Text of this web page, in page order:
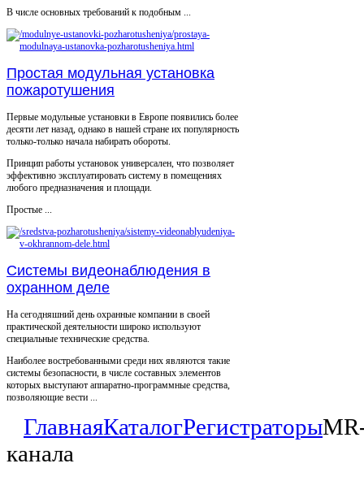
В числе основных требований к подобным ...
Простая модульная установка
пожаротушения
Первые модульные установки в Европе появились более
десяти лет назад, однако в нашей стране их популярность
только-только начала набирать обороты.
Принцип работы установок универсален, что позволяет
эффективно эксплуатировать систему в помещениях
любого предназначения и площади.
Простые ...
Системы видеонаблюдения в
охранном деле
На сегодняшний день охранные компании в своей
практической деятельности широко используют
специальные технические средства.
Наиболее востребованными среди них являются такие
системы безопасности, в числе составных элементов
которых выступают аппаратно-программные средства,
позволяющие вести ...
ГлавнаяКаталогРегистраторы
канала